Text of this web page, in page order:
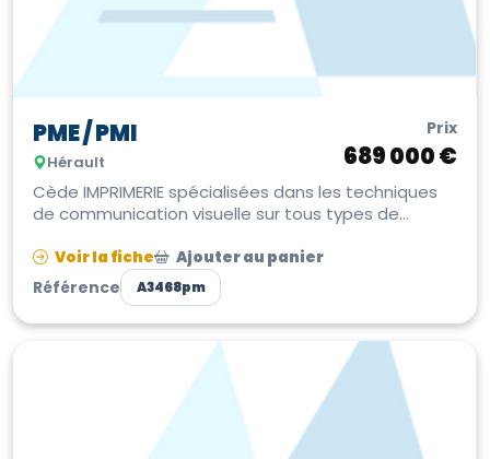
PME / PMI
Hérault
Prix
689 000 €
Cède IMPRIMERIE spécialisées dans les techniques
de communication visuelle sur tous types de
Voir la fiche Ajouter au panier
Référence A3468pm